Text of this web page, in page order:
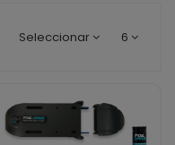
Seleccionar 6